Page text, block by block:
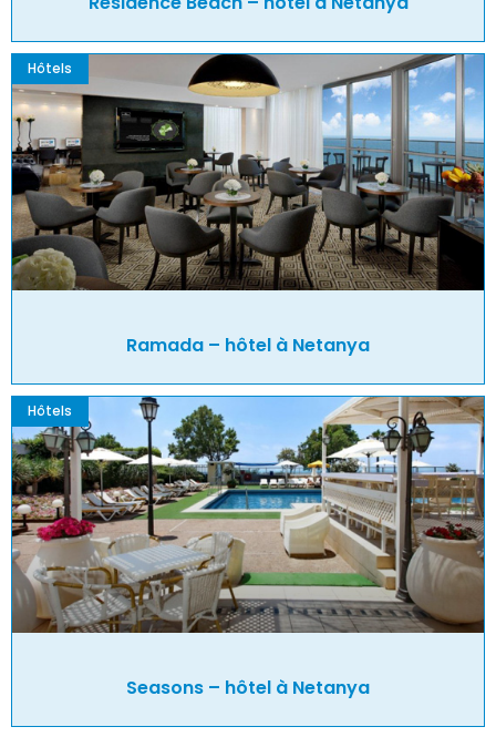
Hôtels
Ramada – hôtel à Netanya
Hôtels
Seasons – hôtel à Netanya